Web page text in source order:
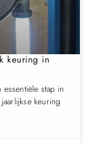
keuring in
stap in
keuring